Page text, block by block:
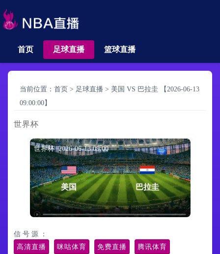
首页 足球直播 篮球直播
当前位置： 首页 > 足球直播 > 美国 VS 巴拉圭 【2026-06-13
09:00:00】
世界杯
世界杯 2026-06-13 09:00
美国 巴拉圭
信 号 源 ：
高清直播
咪咕体育 免费直播 腾讯体育